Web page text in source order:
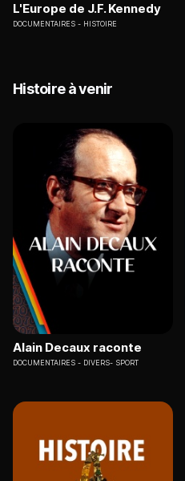
L'Europe de J.F. Kennedy
DOCUMENTAIRES HISTOIRE
Histoire à venir
Alain Decaux raconte
DOCUMENTAIRES DIVERS- SPORT